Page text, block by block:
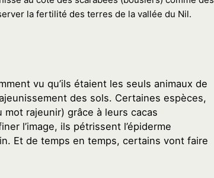
la fertilité des terres de la vallée du Nil.
vu qu’ils étaient les seuls animaux de
des sols. Certaines espèces,
rajeunir) grâce à leurs cacas
l’image, ils pétrissent l’épiderme
Et de temps en temps, certains vont faire